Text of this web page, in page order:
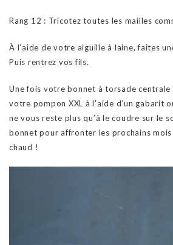
Rang 12 : Tricotez toutes les mailles
À l’aide de votre aiguille à laine, faites
Puis rentrez vos fils.
Une fois votre bonnet à torsade
votre pompon XXL à l’aide d’un gabarit
ne vous reste plus qu’à le coudre sur le
bonnet pour affronter les prochains
chaud !